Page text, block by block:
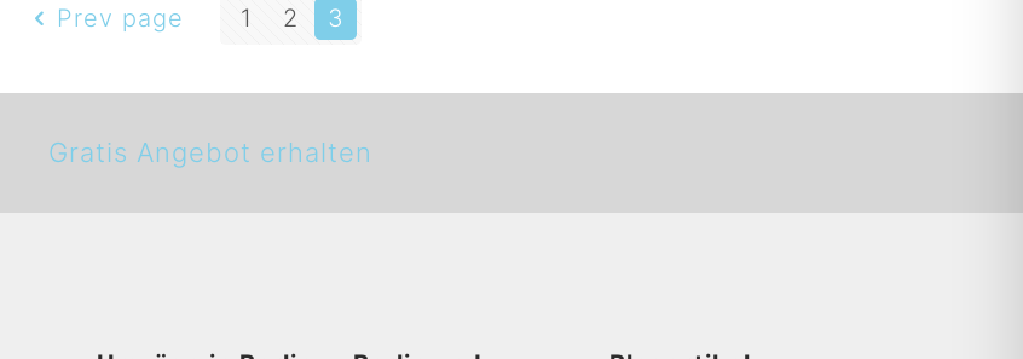
Prev page 1 2 3
Gratis Angebot erhalten